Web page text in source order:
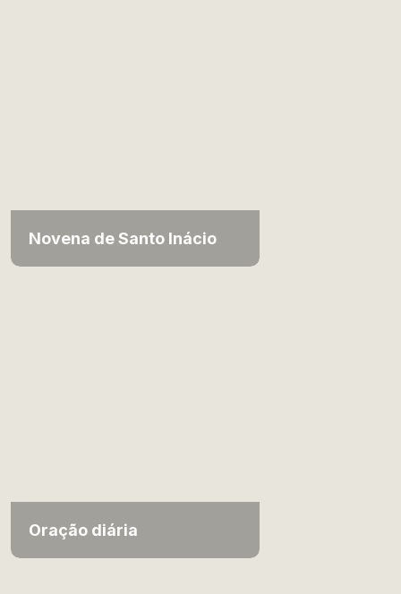
Novena de Santo Inácio
Oração diária